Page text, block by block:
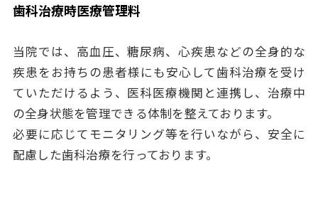
歯科治療時医療管理料
当院では、高血圧、糖尿病、心疾患などの全身的な
疾患をお持ちの患者様にも安心して歯科治療を受け
ていただけるよう、医科医療機関と連携し、治療中
の全身状態を管理できる体制を整えております。
必要に応じてモニタリング等を行いながら、安全に
配慮した歯科治療を行っております。